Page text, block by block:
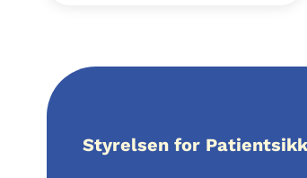
Styrelsen for